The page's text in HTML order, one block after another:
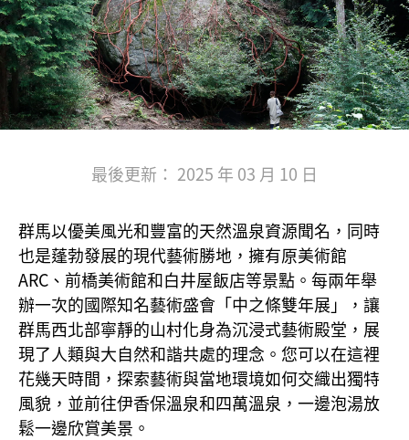
最後更新： 2025 年 03 月 10 日
群馬以優美風光和豐富的天然溫泉資源聞名，同時
也是蓬勃發展的現代藝術勝地，擁有原美術館
ARC、前橋美術館和白井屋飯店等景點。每兩年舉
辦一次的國際知名藝術盛會「中之條雙年展」，讓
群馬西北部寧靜的山村化身為沉浸式藝術殿堂，展
現了人類與大自然和諧共處的理念。您可以在這裡
花幾天時間，探索藝術與當地環境如何交織出獨特
風貌，並前往伊香保溫泉和四萬溫泉，一邊泡湯放
鬆一邊欣賞美景。